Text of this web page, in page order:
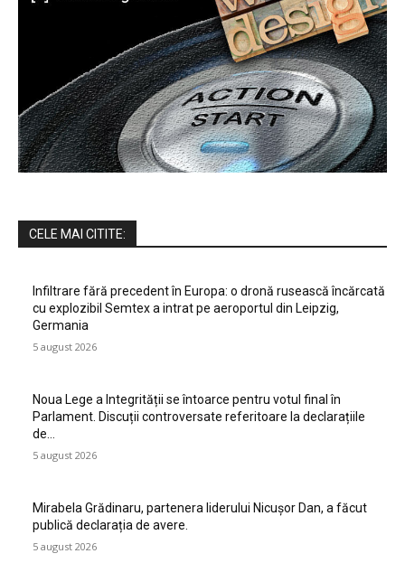
CELE MAI CITITE:
Infiltrare fără precedent în Europa: o dronă rusească încărcată
cu explozibil Semtex a intrat pe aeroportul din Leipzig,
Germania
5 august 2026
Noua Lege a Integrității se întoarce pentru votul final în
Parlament. Discuții controversate referitoare la declarațiile
de…
5 august 2026
Mirabela Grădinaru, partenera liderului Nicușor Dan, a făcut
publică declarația de avere.
5 august 2026